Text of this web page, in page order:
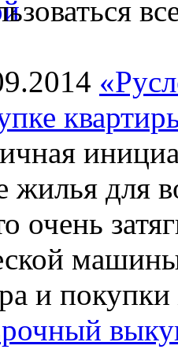
жилья для
очень
и